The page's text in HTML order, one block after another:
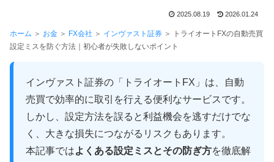
2025.08.19 2026.01.24
ホーム ＞ お金 ＞ FX会社 ＞ インヴァスト証券 ＞ トライオートFXの自動売買
設定ミスを防ぐ方法｜初心者が失敗しないポイント
インヴァスト証券の「トライオートFX」は、自動
売買で効率的に取引を行える便利なサービスです。
しかし、設定方法を誤ると利益機会を逃すだけでな
く、大きな損失につながるリスクもあります。
本記事ではよくある設定ミスとその防ぎ方を徹底解